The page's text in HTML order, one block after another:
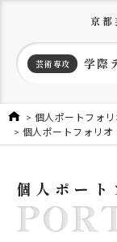
京
芸術専攻 学際
個人ポートフォ
個人ポートフォリオ
個人ポート